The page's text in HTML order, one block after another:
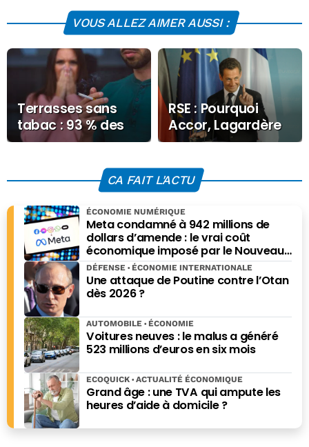
VOUS ALLEZ AIMER AUSSI :
Terrasses sans
tabac : 93 % des
Français ne s’y
RSE : Pourquoi
Accor, Lagardère
et Lov Group ne
Sarkozy ?
CA FAIT L'ACTU
Meta condamné à 942 millions de
dollars d’amende : le vrai coût
économique imposé par le Nouveau-
Mexique
ÉCONOMIE NUMÉRIQUE
Une attaque de Poutine contre l’Otan
dès 2026 ?
DÉFENSE ÉCONOMIE INTERNATIONALE
Voitures neuves : le malus a généré
523 millions d’euros en six mois
AUTOMOBILE ÉCONOMIE
Grand âge : une TVA qui ampute les
heures d’aide à domicile ?
ECOQUICK ACTUALITÉ ÉCONOMIQUE